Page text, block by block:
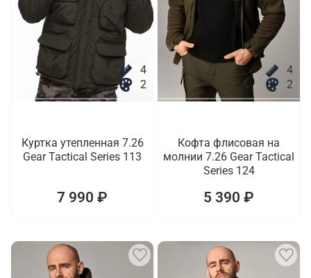
4
2
Куртка утепленная 7.26
Gear Tactical Series 113
7 990 ₽
4
2
Кофта флисовая на
молнии 7.26 Gear Tactical
Series 124
5 390 ₽